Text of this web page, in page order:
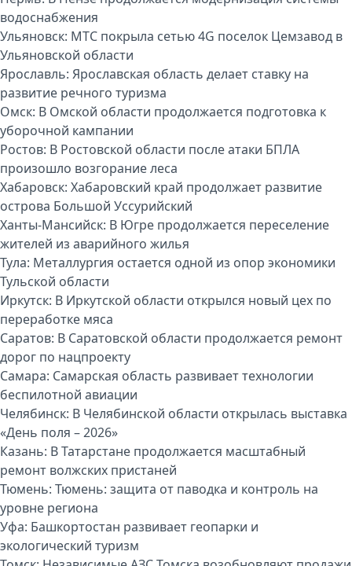
водоснабжения
Ульяновск: МТС покрыла сетью 4G поселок Цемзавод в
Ульяновской области
Ярославль: Ярославская область делает ставку на
развитие речного туризма
Омск: В Омской области продолжается подготовка к
уборочной кампании
Ростов: В Ростовской области после атаки БПЛА
произошло возгорание леса
Хабаровск: Хабаровский край продолжает развитие
острова Большой Уссурийский
Ханты-Мансийск: В Югре продолжается переселение
жителей из аварийного жилья
Тула: Металлургия остается одной из опор экономики
Тульской области
Иркутск: В Иркутской области открылся новый цех по
переработке мяса
Саратов: В Саратовской области продолжается ремонт
дорог по нацпроекту
Самара: Самарская область развивает технологии
беспилотной авиации
Челябинск: В Челябинской области открылась выставка
«День поля – 2026»
Казань: В Татарстане продолжается масштабный
ремонт волжских пристаней
Тюмень: Тюмень: защита от паводка и контроль на
уровне региона
Уфа: Башкортостан развивает геопарки и
экологический туризм